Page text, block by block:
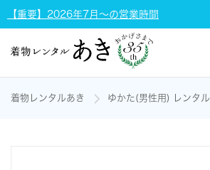
【重要】2026年7月～の営業時間
着物レンタルあき ゆかた(男性用) レンタル